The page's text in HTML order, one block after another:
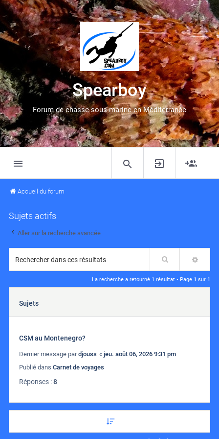
Spearboy
Forum de chasse sous-marine en Méditerranée
Accueil du forum
Sujets actifs
Aller sur la recherche avancée
Rechercher
La recherche a retourné 1 résultat • Page 1 sur 1
Sujets
CSM au Montenegro?
Dernier message pardjouss « jeu. août 06, 2026 9:31 pm
Publié dans Carnet de voyages
Réponses :8